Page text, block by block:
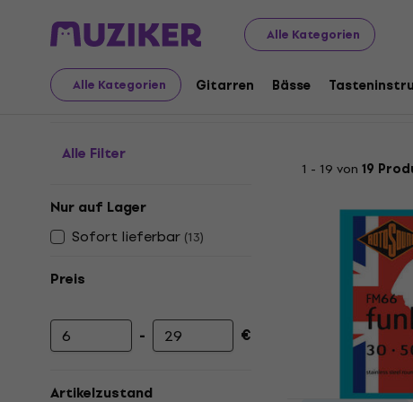
Alle Kategorien
Alle Kategorien Gitarren Bässe
Musikinstrumente Bässe Bass Saiten 4-Saiter Sets
Stärke 0-35 oder
Alle Filter
Nur auf Lager
Sofort lieferbar (13)
Preis
Mindestpreis
- Höchstpreis €
Artikelzustand
1 - 19 von 19